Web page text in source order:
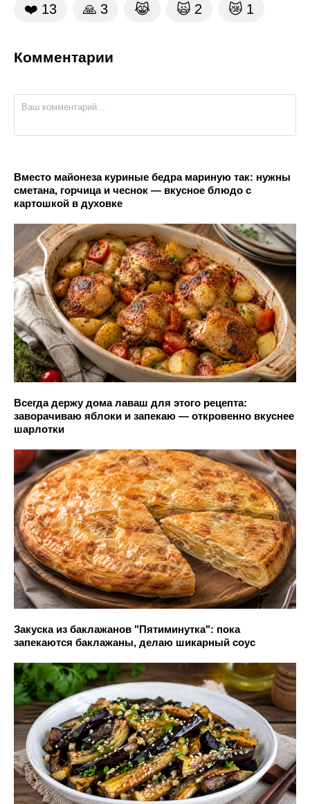
❤️ 13 🙏 3 😹 🙀 2 😿 1
Комментарии
Вместо майонеза куриные бедра мариную так: нужны
сметана, горчица и чеснок — вкусное блюдо с
картошкой в духовке
Всегда держу дома лаваш для этого рецепта:
заворачиваю яблоки и запекаю — откровенно вкуснее
шарлотки
Закуска из баклажанов "Пятиминутка": пока
запекаются баклажаны, делаю шикарный соус